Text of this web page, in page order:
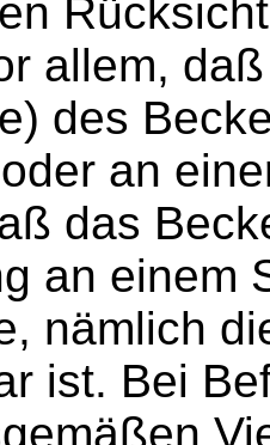
allem,
des
an
das
an einem
nämlich
ist. Bei